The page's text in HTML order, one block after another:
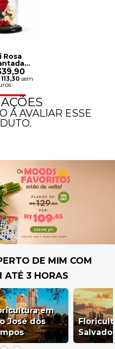
Rosa
e
sem
A AVALIAR ESSE
DE MIM COM
ATÉ 3 HORAS
em
José dos